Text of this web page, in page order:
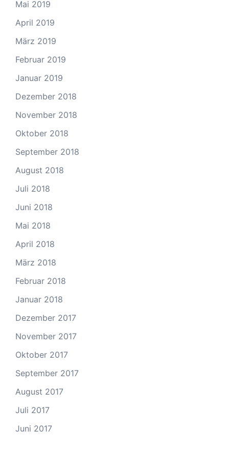
Mai 2019
April 2019
März 2019
Februar 2019
Januar 2019
Dezember 2018
November 2018
Oktober 2018
September 2018
August 2018
Juli 2018
Juni 2018
Mai 2018
April 2018
März 2018
Februar 2018
Januar 2018
Dezember 2017
November 2017
Oktober 2017
September 2017
August 2017
Juli 2017
Juni 2017